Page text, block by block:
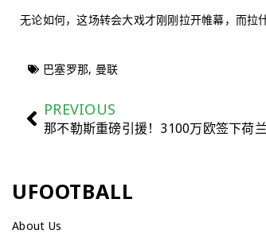
无论如何，这场转会大戏才刚刚拉开帷幕，而拉
巴塞罗那, 曼联
PREVIOUS
UFOOTBALL
About Us